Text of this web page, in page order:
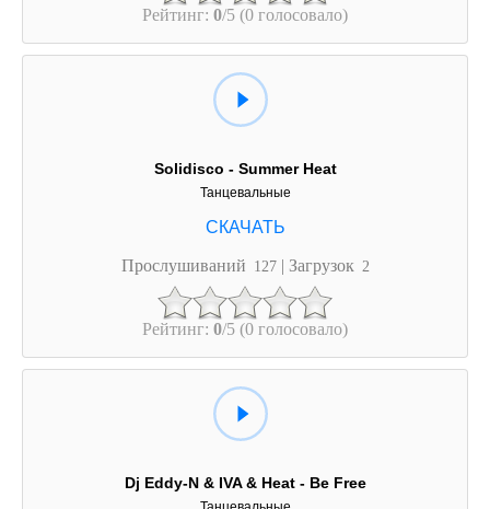
Рейтинг: 0/5 (0 голосовало)
Solidisco - Summer Heat
Танцевальные
Прослушиваний 127 | Загрузок 2
Рейтинг: 0/5 (0 голосовало)
Dj Eddy-N & IVA & Heat - Be Free